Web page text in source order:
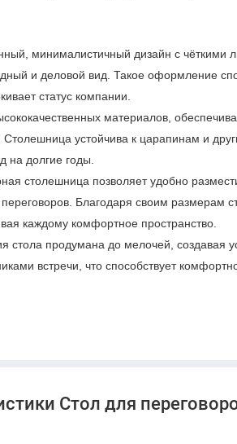
минималистичный дизайн с
и деловой вид. Такое оформление
статус компании.
материалов,
устойчива к царапинам и
на долгие годы.
столешница позволяет удобно
Благодаря своим размерам
каждому комфортное пространство.
стола продумана до мелочей, создавая
встречи, что способствует
пространства для
Стол для